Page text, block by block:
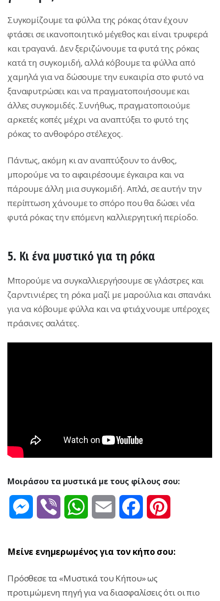
Συγκομίζουμε τα φύλλα της ρόκας όταν έχουν
φτάσει σε ικανοποιητικό μέγεθος και είναι τρυφερά
και τραγανά. Δεν ξεριζώνουμε τα φυτά της ρόκας
κατά τη συγκομιδή, αλλά κόβουμε τα φύλλα από
χαμηλά για να δώσουμε την ευκαιρία στο φυτό να
ξαναφυτρώσει και να πραγματοποιήσουμε και
άλλες συγκομιδές. Συνήθως, πραγματοποιούμε
αρκετές κοπές μέχρι να αναπτύξει το φυτό της
ρόκας το ανθοφόρο στέλεχος.
Πάντως, ακόμη κι αν αναπτύξουν το άνθος,
μπορούμε να το αφαιρέσουμε έγκαιρα και να
πάρουμε άλλη μια συγκομιδή. Απλά, σε αυτήν την
περίπτωση χάνουμε το σπόρο που θα δώσει νέα
φυτά ρόκας την επόμενη καλλιεργητική περίοδο.
5. Κι ένα μυστικό για τη ρόκα
Μπορούμε να συγκαλλιεργήσουμε σε γλάστρες και
ζαρντινιέρες τη ρόκα μαζί με μαρούλια και σπανάκι
για να κόβουμε φύλλα και να φτιάχνουμε υπέροχες
πράσινες σαλάτες.
Μοιράσου τα μυστικά με τους φίλους σου:
Messenger
Viber WhatsAppEmail Facebook
Μείνε ενημερωμένος για τον κήπο σου:
Πρόσθεσε τα «Μυστικά του Κήπου» ως
προτιμώμενη πηγή για να διασφαλίσεις ότι οι πιο